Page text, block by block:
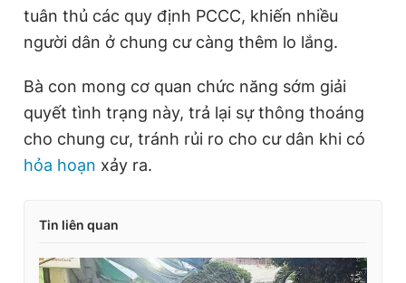
tuân thủ các quy định PCCC, khiến nhiều
người dân ở chung cư càng thêm lo lắng.
Bà con mong cơ quan chức năng sớm giải
quyết tình trạng này, trả lại sự thông thoáng
cho chung cư, tránh rủi ro cho cư dân khi có
hỏa hoạn xảy ra.
Tin liên quan